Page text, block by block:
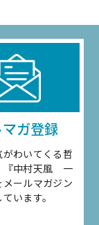
ガ登録
わいてくる哲
『中村天風 一
メールマガジン
います。